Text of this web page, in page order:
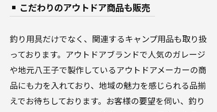
こだわりのアウトドア商品も販売
釣り用具だけでなく、関連するキャンプ用品も取り扱
っております。アウトドアブランドで人気のガレージ
や地元八王子で製作しているアウトドアメーカーの商
品にも力を入れており、地域の魅力を感じられる品揃
えでお待ちしております。お客様の要望を伺い、釣り